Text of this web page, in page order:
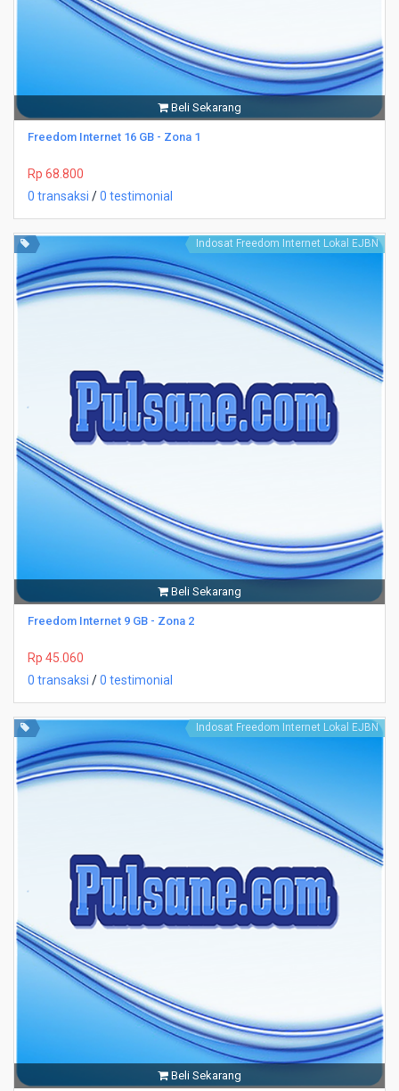
Beli Sekarang
Freedom Internet 16 GB - Zona 1
Rp 68.800
0 transaksi /0 testimonial
Indosat Freedom Internet Lokal EJBN
Beli Sekarang
Freedom Internet 9 GB - Zona 2
Rp 45.060
0 transaksi /0 testimonial
Indosat Freedom Internet Lokal EJBN
Beli Sekarang